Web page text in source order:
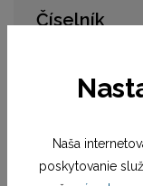
Číselník
Materiál remienka
Naša
poskytovanie